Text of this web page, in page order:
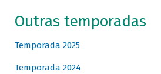
Outras temporadas
Temporada 2025
Temporada 2024